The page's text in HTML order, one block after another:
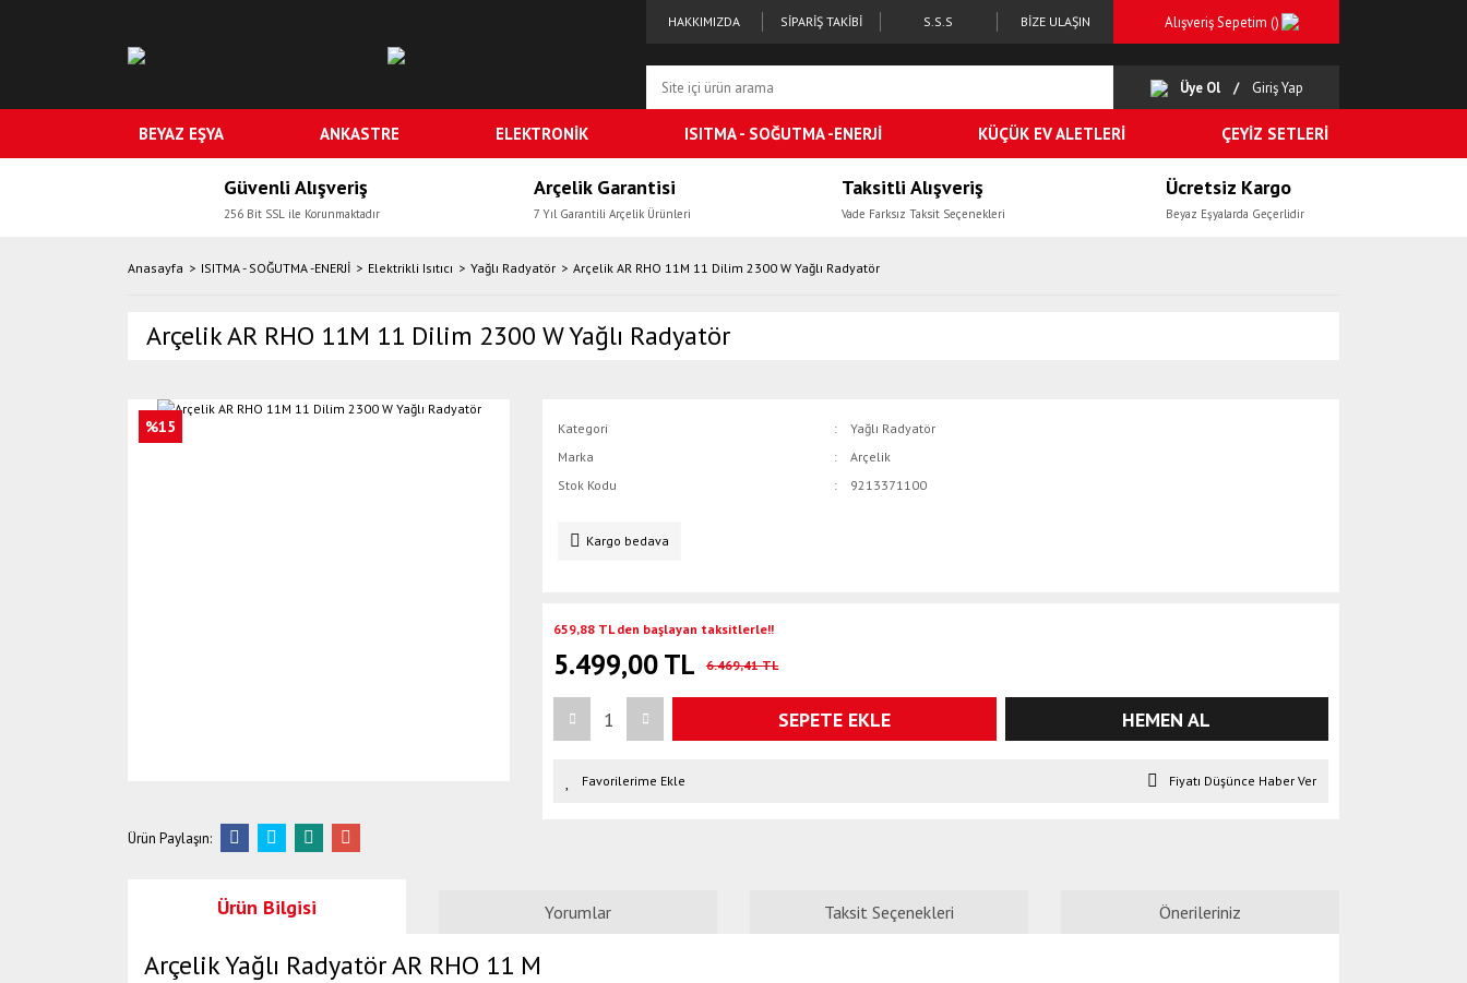
HAKKIMIZDA SİPARİŞ TAKİBİ S.S.S BİZE ULAŞIN Alışveriş Sepetim ()
Üye Ol Giriş Yap
BEYAZ EŞYA ANKASTRE ELEKTRONİK ISITMA - SOĞUTMA -ENERJİ KÜÇÜK EV ALETLERİ ÇEYİZ SETLERİ
Güvenli Alışveriş
256 Bit SSL ile Korunmaktadır
Arçelik Garantisi
7 Yıl Garantili Arçelik Ürünleri
Taksitli Alışveriş
Vade Farksız Taksit Seçenekleri
Ücretsiz Kargo
Beyaz Eşyalarda Geçerlidir
Anasayfa ISITMA - SOĞUTMA -ENERJİ Elektrikli Isıtıcı Yağlı Radyatör Arçelik AR RHO 11M 11 Dilim 2300 W Yağlı Radyatör
Arçelik AR RHO 11M 11 Dilim 2300 W Yağlı Radyatör
%15
Ürün Paylaşın:
Kategori
Yağlı Radyatör
Marka
Arçelik
Stok Kodu
9213371100
Kargo bedava
659,88 TL den başlayan taksitlerle!!
5.499,00 TL 6.469,41 TL
SEPETE EKLE HEMEN AL
Fiyatı Düşünce Haber Ver
Ürün Bilgisi Yorumlar Taksit Seçenekleri Önerileriniz
Arçelik Yağlı Radyatör AR RHO 11 M